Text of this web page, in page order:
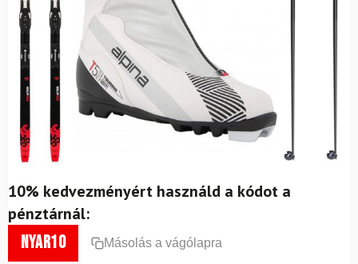
10% kedvezményért használd a kódot a
pénztárnál:
nyar10 Másolás a vágólapra